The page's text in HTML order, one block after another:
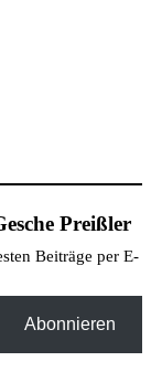
Preißler
Beiträge per E-
Abonnieren